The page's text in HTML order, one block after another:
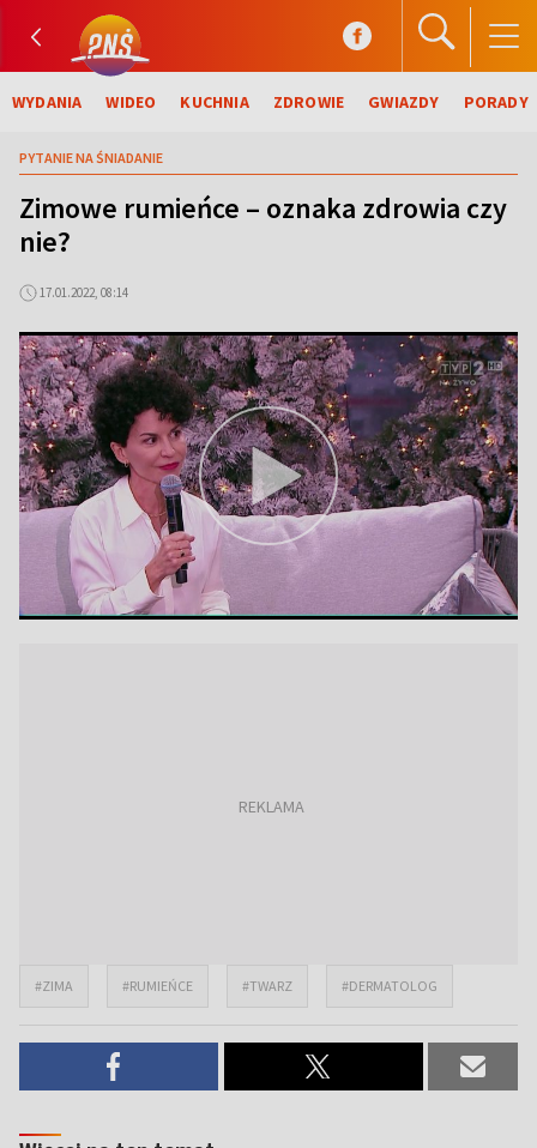
WYDANIA WIDEO KUCHNIA ZDROWIE GWIAZDY PORADY
PYTANIE NA ŚNIADANIE
Zimowe rumieńce – oznaka zdrowia czy
nie?
17.01.2022, 08:14
#ZIMA #RUMIEŃCE #TWARZ #DERMATOLOG